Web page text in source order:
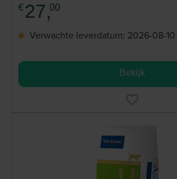
€ 27,00
Verwachte leverdatum: 2026-08-10
Bekijk